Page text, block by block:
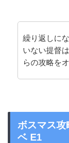
繰り返しに
いない提督
らの攻略を
ボスマス攻
ベ E1